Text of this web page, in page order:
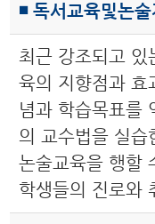
◾ 독서교육및논
최근 강조되고 있
육의 지향점과 효
념과 학습목표를
의 교수법을 실
논술교육을 행할
학생들의 진로와